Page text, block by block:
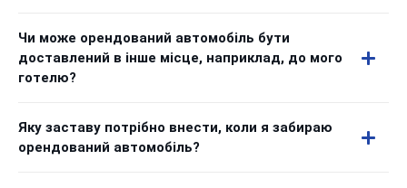
Чи може орендований автомобіль бути
доставлений в інше місце, наприклад, до мого
готелю?
Яку заставу потрібно внести, коли я забираю
орендований автомобіль?